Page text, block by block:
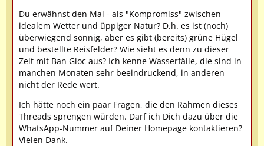
Du erwähnst den Mai - als "Kompromiss" zwischen
idealem Wetter und üppiger Natur? D.h. es ist (noch)
überwiegend sonnig, aber es gibt (bereits) grüne Hügel
und bestellte Reisfelder? Wie sieht es denn zu dieser
Zeit mit Ban Gioc aus? Ich kenne Wasserfälle, die sind in
manchen Monaten sehr beeindruckend, in anderen
nicht der Rede wert.
Ich hätte noch ein paar Fragen, die den Rahmen dieses
Threads sprengen würden. Darf ich Dich dazu über die
WhatsApp-Nummer auf Deiner Homepage kontaktieren?
Vielen Dank.